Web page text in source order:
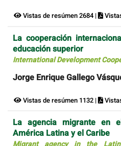
Vistas de resúmen 2684 |
La cooperación
educación superior
International Development
Jorge Enrique Gallego
Vistas de resúmen 1132 |
La agencia migrante en
América Latina y el Caribe